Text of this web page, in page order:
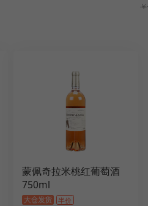
￥
蒙佩奇拉米桃红葡萄酒
750ml
半价